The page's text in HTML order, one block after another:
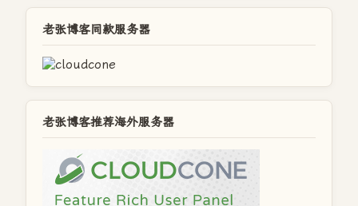
老张博客同款服务器
老张博客推荐海外服务器